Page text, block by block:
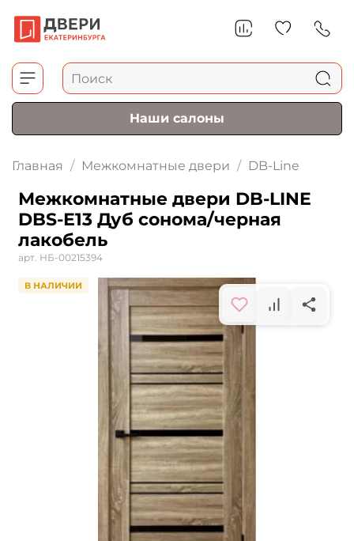
Наши салоны
Главная Межкомнатные двери DB-Line
Межкомнатные двери DB-LINE
DBS-Е13 Дуб сонома/черная
лакобель
арт. НБ-00215394
В НАЛИЧИИ